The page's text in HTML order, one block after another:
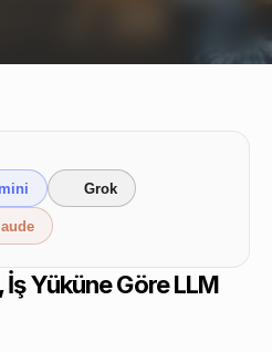
Grok
Yüküne Göre LLM